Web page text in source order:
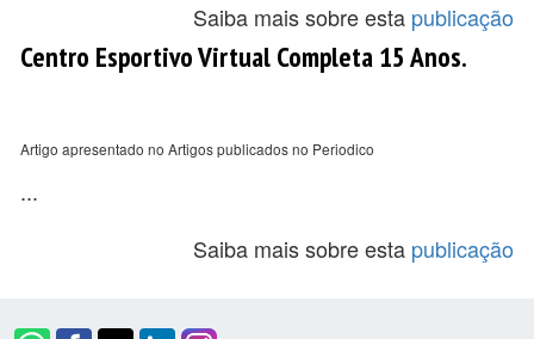
Saiba mais sobre esta publicação
Centro Esportivo Virtual Completa 15 Anos.
Artigo apresentado no Artigos publicados no Periodico
...
Saiba mais sobre esta publicação